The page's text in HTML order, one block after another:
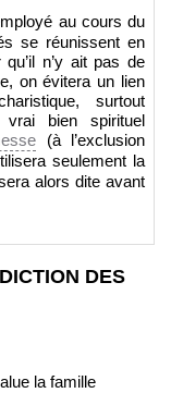
au cours du
se réunissent en
n’y ait pas de
on évitera un lien
surtout
bien spirituel
(à l’exclusion
seulement la
alors dite avant
ICTION DES
la famille